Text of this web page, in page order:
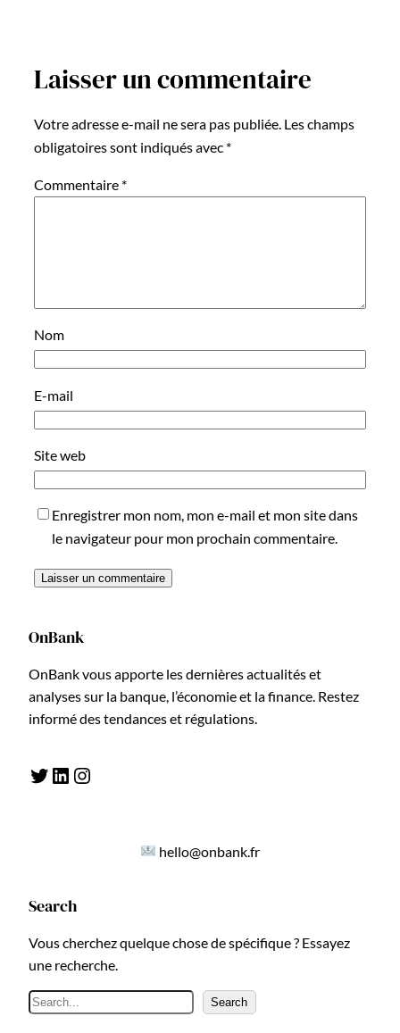
Laisser un commentaire
Votre adresse e-mail ne sera pas publiée. Les champs
obligatoires sont indiqués avec *
Commentaire *
Nom
E-mail
Site web
Enregistrer mon nom, mon e-mail et mon site dans
le navigateur pour mon prochain commentaire.
OnBank
OnBank vous apporte les dernières actualités et
analyses sur la banque, l’économie et la finance. Restez
informé des tendances et régulations.
Twitter LinkedIn Instagram
hello@onbank.fr
Search
Vous cherchez quelque chose de spécifique ? Essayez
une recherche.
R
Search